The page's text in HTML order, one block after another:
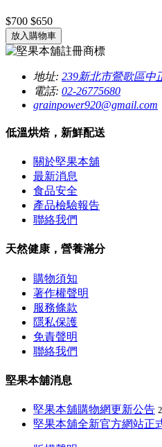
$700 $650
放入購物車
地址: 239新北市鶯歌區中
電話: 02-26775680
grainpower920@gmail.com
低溫烘焙，新鮮配送
關於堅果本舖
最新消息
食品安全
產品檢驗報告
聯絡我們
天然健康，營養滿分
購物須知
著作權聲明
服務條款
隱私保護
免責聲明
聯絡我們
堅果本舖消息
堅果本舖購物網更新公告
堅果本舖全新官方網站正